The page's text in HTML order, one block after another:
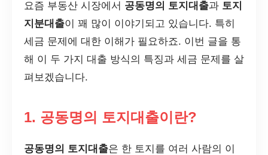
요즘 부동산 시장에서 공동명의 토지대출과 토지
지분대출이 꽤 많이 이야기되고 있습니다. 특히
세금 문제에 대한 이해가 필요하죠. 이번 글을 통
해 이 두 가지 대출 방식의 특징과 세금 문제를 살
펴보겠습니다.
1. 공동명의 토지대출이란?
공동명의 토지대출은 한 토지를 여러 사람의 이